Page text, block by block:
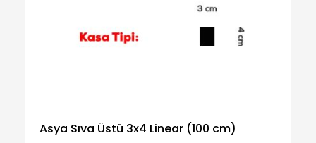
Asya Sıva Üstü 3x4 Linear (100 cm)